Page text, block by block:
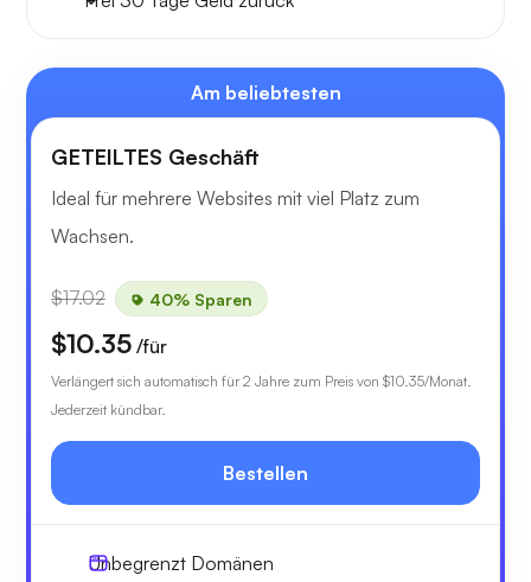
Am beliebtesten
GETEILTES Geschäft
Ideal für mehrere Websites mit viel Platz zum
Wachsen.
$17.02 40% Sparen
$10.35 /für
Verlängert sich automatisch für 2 Jahre zum Preis von $10.35/Monat.
Jederzeit kündbar.
Bestellen
Unbegrenzt Domänen